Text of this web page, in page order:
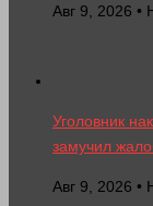
Авг 9, 2026 •
Уголовник
замучил
Авг 9, 2026 •